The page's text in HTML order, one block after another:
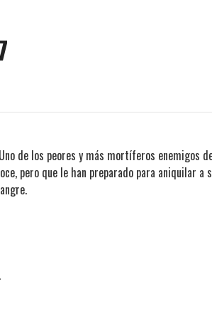
de los peores y más mortíferos enemigos
pero que le han preparado para aniquilar a